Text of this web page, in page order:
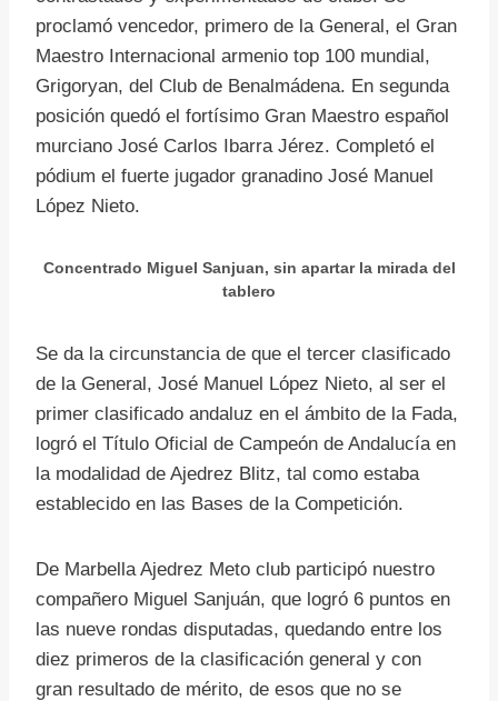
proclamó vencedor, primero de la General, el Gran
Maestro Internacional armenio top 100 mundial,
Grigoryan, del Club de Benalmádena. En segunda
posición quedó el fortísimo Gran Maestro español
murciano José Carlos Ibarra Jérez. Completó el
pódium el fuerte jugador granadino José Manuel
López Nieto.
Concentrado Miguel Sanjuan, sin apartar la mirada del
tablero
Se da la circunstancia de que el tercer clasificado
de la General, José Manuel López Nieto, al ser el
primer clasificado andaluz en el ámbito de la Fada,
logró el Título Oficial de Campeón de Andalucía en
la modalidad de Ajedrez Blitz, tal como estaba
establecido en las Bases de la Competición.
De Marbella Ajedrez Meto club participó nuestro
compañero Miguel Sanjuán, que logró 6 puntos en
las nueve rondas disputadas, quedando entre los
diez primeros de la clasificación general y con
gran resultado de mérito, de esos que no se